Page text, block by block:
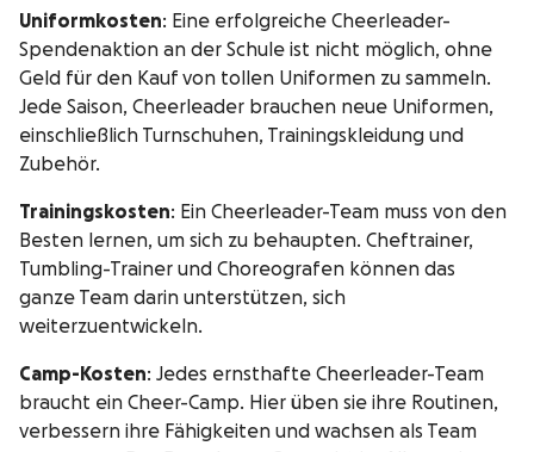
Uniformkosten: Eine erfolgreiche Cheerleader-
Spendenaktion an der Schule ist nicht möglich, ohne
Geld für den Kauf von tollen Uniformen zu sammeln.
Jede Saison, Cheerleader brauchen neue Uniformen,
einschließlich Turnschuhen, Trainingskleidung und
Zubehör.
Trainingskosten: Ein Cheerleader-Team muss von den
Besten lernen, um sich zu behaupten. Cheftrainer,
Tumbling-Trainer und Choreografen können das
ganze Team darin unterstützen, sich
weiterzuentwickeln.
Camp-Kosten: Jedes ernsthafte Cheerleader-Team
braucht ein Cheer-Camp. Hier üben sie ihre Routinen,
verbessern ihre Fähigkeiten und wachsen als Team